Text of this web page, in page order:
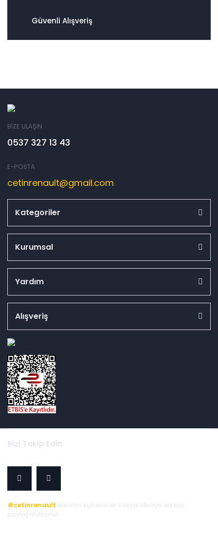
Güvenli Alışveriş
BİZE ULAŞIN
0537 327 13 43
E-POSTA
cetinrenault@gmail.com
Kategoriler
Kurumsal
Yardım
Alışveriş
Bizi Takip Edin
#cetinrenault etiketini kullanarak Sosyal Medya'da bizi
paylaşabilirsiniz.